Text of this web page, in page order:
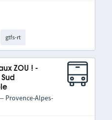
gtfs-rt
ZOU ! -
Provence-Alpes-